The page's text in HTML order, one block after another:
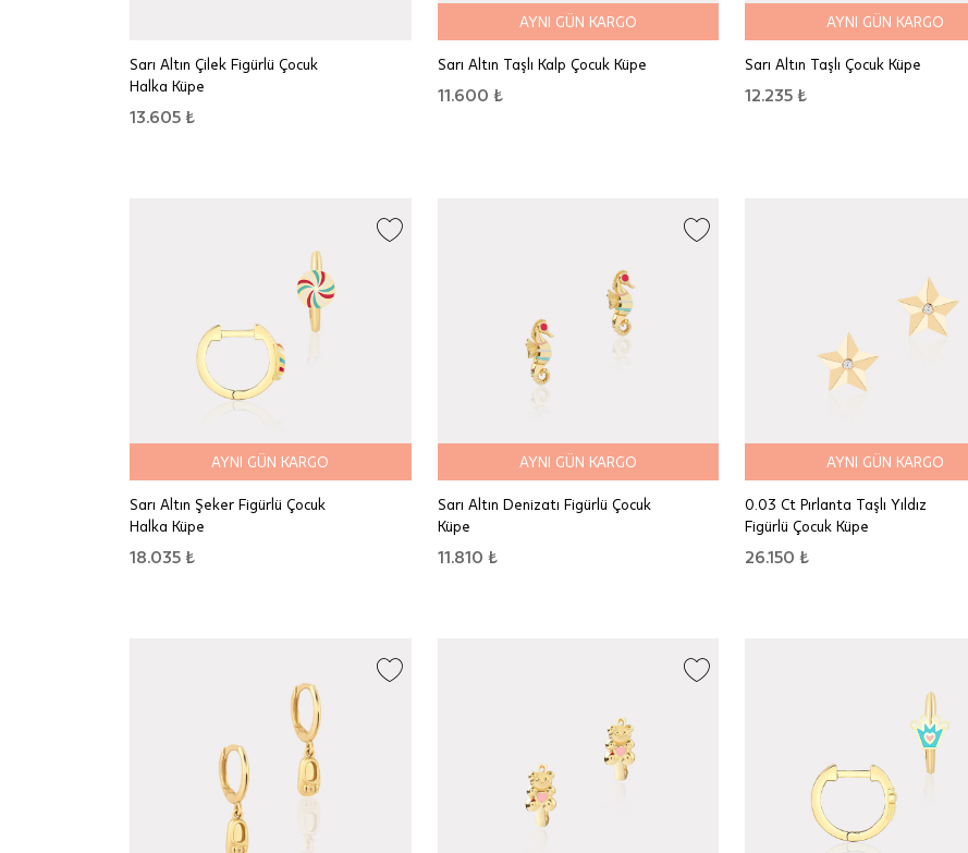
Sarı Altın Çilek Figürlü Çocuk
Halka Küpe
13.605 ₺
AYNI GÜN KARGO
Sarı Altın Taşlı Kalp Çocuk Küpe
11.600 ₺
AYNI GÜN KARGO
Sarı Altın Taşlı Çocuk Küpe
12.235 ₺
AYNI GÜN KARGO
Sarı Altın Şeker Figürlü Çocuk
Halka Küpe
18.035 ₺
AYNI GÜN KARGO
Sarı Altın Denizatı Figürlü Çocuk
Küpe
11.810 ₺
AYNI GÜN KARGO
0.03 Ct Pırlanta Taşlı Yıldız
Figürlü Çocuk Küpe
26.150 ₺